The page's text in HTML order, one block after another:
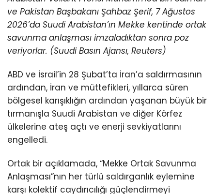
ve Pakistan Başbakanı Şahbaz Şerif, 7 Ağustos
2026’da Suudi Arabistan’ın Mekke kentinde ortak
savunma anlaşması imzaladıktan sonra poz
veriyorlar. (Suudi Basın Ajansı, Reuters)
ABD ve İsrail’in 28 Şubat’ta İran’a saldırmasının
ardından, İran ve müttefikleri, yıllarca süren
bölgesel karışıklığın ardından yaşanan büyük bir
tırmanışla Suudi Arabistan ve diğer Körfez
ülkelerine ateş açtı ve enerji sevkiyatlarını
engelledi.
Ortak bir açıklamada, “Mekke Ortak Savunma
Anlaşması”nın her türlü saldırganlık eylemine
karşı kolektif caydırıcılığı güçlendirmeyi